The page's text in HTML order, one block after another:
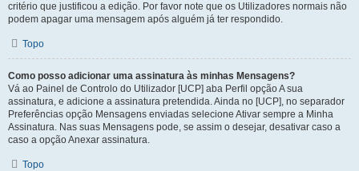
critério que justificou a edição. Por favor note que os Utilizadores normais não
podem apagar uma mensagem após alguém já ter respondido.
Topo
Como posso adicionar uma assinatura às minhas Mensagens?
Vá ao Painel de Controlo do Utilizador [UCP] aba Perfil opção A sua
assinatura, e adicione a assinatura pretendida. Ainda no [UCP], no separador
Preferências opção Mensagens enviadas selecione Ativar sempre a Minha
Assinatura. Nas suas Mensagens pode, se assim o desejar, desativar caso a
caso a opção Anexar assinatura.
Topo